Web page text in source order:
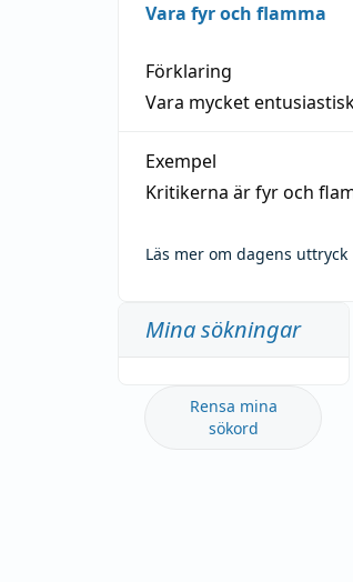
Vara fyr och flamma
Förklaring
Vara mycket
Exempel
Kritikerna är fyr och
Läs mer om dagens uttryck
Mina sökningar
Rensa mina
sökord